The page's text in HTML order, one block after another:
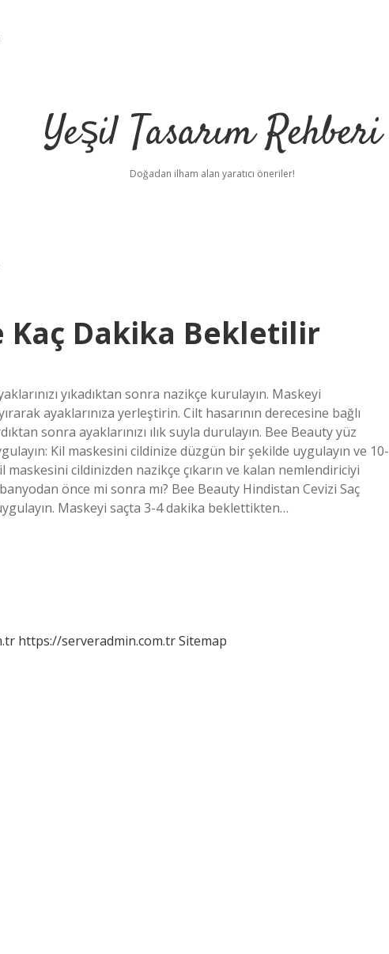
Yeşil Tasarım Rehberi
Doğadan ilham alan yaratıcı öneriler!
Kaç Dakika Bekletilir
yıkadıktan sonra nazikçe kurulayın. Maskeyi
ayaklarınıza yerleştirin. Cilt hasarının derecesine bağlı
sonra ayaklarınızı ılık suyla durulayın. Bee Beauty yüz
Kil maskesini cildinize düzgün bir şekilde uygulayın ve 10-
maskesini cildinizden nazikçe çıkarın ve kalan nemlendiriciyi
önce mi sonra mı? Bee Beauty Hindistan Cevizi Saç
Maskeyi saçta 3-4 dakika beklettikten…
https://serveradmin.com.trSitemap